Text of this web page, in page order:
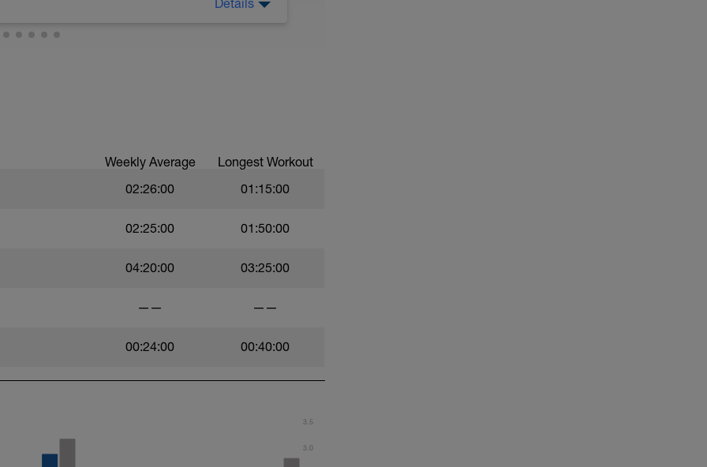
Details
Weekly Average Longest Workout
02:26:00 01:15:00
02:25:00 01:50:00
04:20:00 03:25:00
—— ——
00:24:00 00:40:00
3.0
3.5